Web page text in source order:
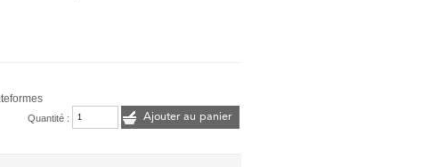
Quantité : Ajouter au panier